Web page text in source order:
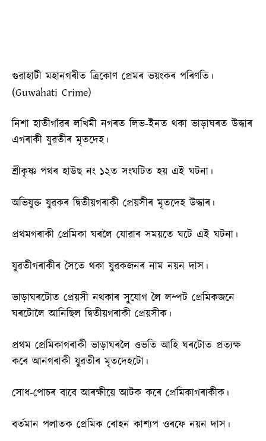
গুৱাহাটী মহানগৰীত ত্ৰিকোণ প্ৰেমৰ ভয়ংকৰ পৰিণতি।
(Guwahati Crime)
নিশা হাতীগাঁৱৰ লখিমী নগৰত লিভ-ইনত থকা ভাড়াঘৰত উদ্ধাৰ
এগৰাকী যুৱতীৰ মৃতদেহ।
শ্ৰীকৃষ্ণ পথৰ হাউছ নং ১২ত সংঘটিত হয় এই ঘটনা।
অভিযুক্ত যুৱকৰ দ্বিতীয়গৰাকী প্ৰেয়সীৰ মৃতদেহ উদ্ধাৰ।
প্ৰথমগৰাকী প্ৰেমিকা ঘৰলৈ যোৱাৰ সময়তে ঘটে এই ঘটনা।
যুৱতীগৰাকীৰ সৈতে থকা যুৱকজনৰ নাম নয়ন দাস।
ভাড়াঘৰটোত প্ৰেয়সী নথকাৰ সুযোগ লৈ লম্পট প্রেমিকজনে
ঘৰটোলৈ আনিছিল দ্বিতীয়গৰাকী প্ৰেয়সীক।
প্ৰথম প্রেমিকাগৰাকী ভাড়াঘৰলৈ ওভতি আহি ঘৰটোত প্রত্যক্ষ
কৰে আনগৰাকী যুৱতীৰ মৃতদেহটো।
সোধ-পোচৰ বাবে আৰক্ষীয়ে আটক কৰে প্ৰেমিকাগৰাকীক।
বৰ্তমান পলাতক প্ৰেমিক ৰোহন কাশ্যপ ওৰফে নয়ন দাস।